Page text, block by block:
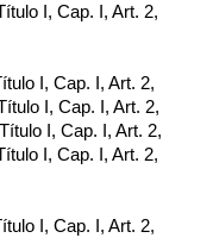
I, Cap. I, Art. 2,
I, Cap. I, Art. 2,
I, Cap. I, Art. 2,
I, Cap. I, Art. 2,
I, Cap. I, Art. 2,
I, Cap. I, Art. 2,